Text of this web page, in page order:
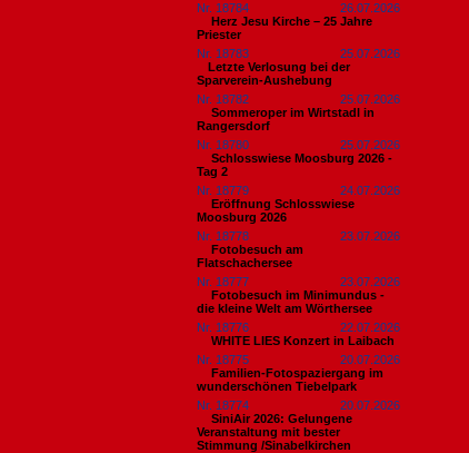
Nr. 18784
26.07.2026
Herz Jesu Kirche – 25 Jahre
Priester
Nr. 18783
25.07.2026
​Letzte Verlosung bei der
Sparverein-Aushebung
Nr. 18782
25.07.2026
Sommeroper im Wirtstadl in
Rangersdorf
Nr. 18780
25.07.2026
Schlosswiese Moosburg 2026 -
Tag 2
Nr. 18779
24.07.2026
Eröffnung Schlosswiese
Moosburg 2026
Nr. 18778
23.07.2026
Fotobesuch am
Flatschachersee
Nr. 18777
23.07.2026
Fotobesuch im Minimundus -
die kleine Welt am Wörthersee
Nr. 18776
22.07.2026
WHITE LIES Konzert in Laibach
Nr. 18775
20.07.2026
Familien-Fotospaziergang im
wunderschönen Tiebelpark
Nr. 18774
20.07.2026
SiniAir 2026: Gelungene
Veranstaltung mit bester
Stimmung /Sinabelkirchen